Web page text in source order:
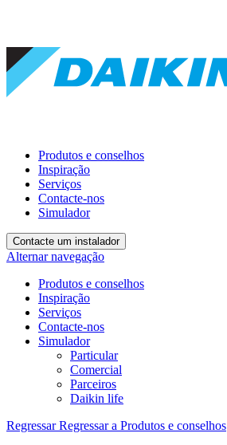
Produtos e conselhos
Inspiração
Serviços
Contacte-nos
Simulador
Contacte um instalador
Alternar navegação
Produtos e conselhos
Inspiração
Serviços
Contacte-nos
Simulador
Particular
Comercial
Parceiros
Daikin life
Regressar Regressar a Produtos e conselhos